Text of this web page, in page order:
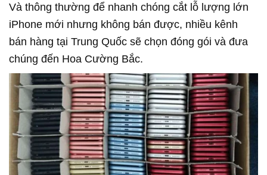
Và thông thường để nhanh chóng cắt lỗ lượng lớn
iPhone mới nhưng không bán được, nhiều kênh
bán hàng tại Trung Quốc sẽ chọn đóng gói và đưa
chúng đến Hoa Cường Bắc.